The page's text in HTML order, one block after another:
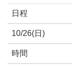
日程
10/26(日)
時間